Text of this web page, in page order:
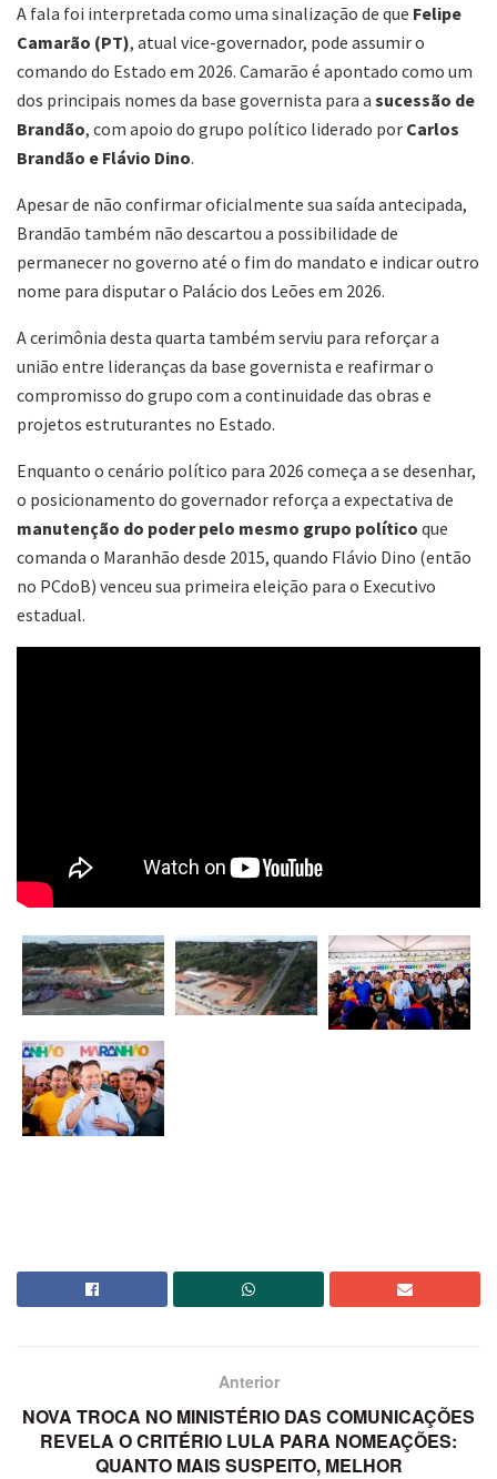
A fala foi interpretada como uma sinalização de que Felipe
Camarão (PT), atual vice-governador, pode assumir o
comando do Estado em 2026. Camarão é apontado como um
dos principais nomes da base governista para a sucessão de
Brandão, com apoio do grupo político liderado por Carlos
Brandão e Flávio Dino.
Apesar de não confirmar oficialmente sua saída antecipada,
Brandão também não descartou a possibilidade de
permanecer no governo até o fim do mandato e indicar outro
nome para disputar o Palácio dos Leões em 2026.
A cerimônia desta quarta também serviu para reforçar a
união entre lideranças da base governista e reafirmar o
compromisso do grupo com a continuidade das obras e
projetos estruturantes no Estado.
Enquanto o cenário político para 2026 começa a se desenhar,
o posicionamento do governador reforça a expectativa de
manutenção do poder pelo mesmo grupo político que
comanda o Maranhão desde 2015, quando Flávio Dino (então
no PCdoB) venceu sua primeira eleição para o Executivo
estadual.
Anterior
NOVA TROCA NO MINISTÉRIO DAS COMUNICAÇÕES
REVELA O CRITÉRIO LULA PARA NOMEAÇÕES:
QUANTO MAIS SUSPEITO, MELHOR